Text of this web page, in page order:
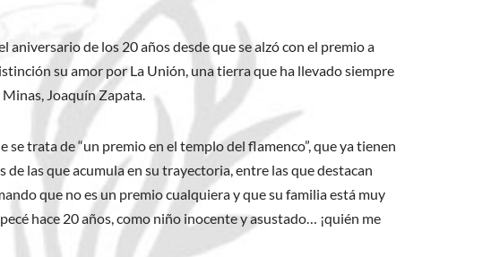
de los 20 años desde que se alzó con el premio a
su amor por La Unión, una tierra que ha llevado siempre
Joaquín Zapata.
trata de “un premio en el templo del flamenco”, que ya tienen
las que acumula en su trayectoria, entre las que destacan
que no es un premio cualquiera y que su familia está muy
hace 20 años, como niño inocente y asustado… ¡quién me